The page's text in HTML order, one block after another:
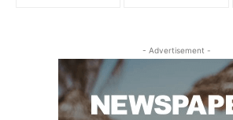
- Advertisement -